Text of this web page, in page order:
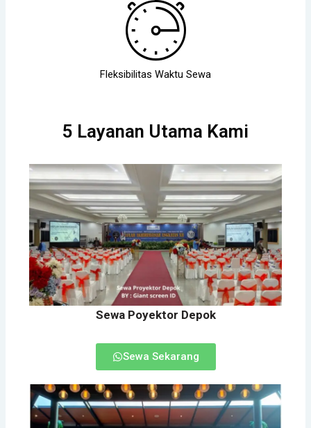
Fleksibilitas Waktu Sewa
5 Layanan Utama Kami
Sewa Poyektor Depok
Sewa Sekarang